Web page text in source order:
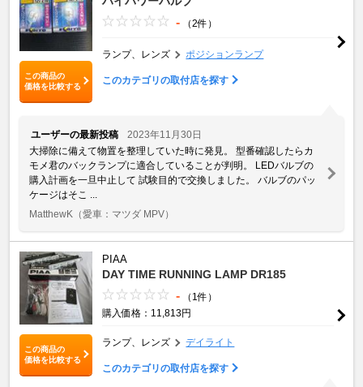
この商品の
価格を比較する
- （2件）
ランプ、レンズ ポジションランプ
このカテゴリの取付店を探す
ユーザーの最新投稿
2023年11月30日
大掃除に備えて物置を整理していた時に発見。 型番確認したらカ
モメ君のバックランプに適合していることが判明。 LEDバルブの
購入計画を一旦中止して 試験目的で交換しました。 バルブのパッ
ケージはそこ ...
MatthewK （愛車：マツダ MPV）
この商品の
価格を比較する
PIAA
DAY TIME RUNNING LAMP DR185
-
（1件）
購入価格：11,813円
ランプ、レンズ デイライト
このカテゴリの取付店を探す